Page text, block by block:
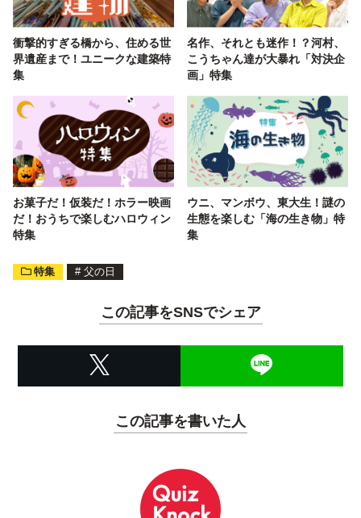
衝撃的すぎる橋から、住める世
界遺産まで！ユニークな建築特
集
名作、それとも迷作！？河村、
こうちゃん達が大暴れ「対決企
画」特集
お菓子だ！仮装だ！ホラー映画
だ！おうちで楽しむハロウィン
特集
ウニ、マンボウ、東大生！謎の
生態を楽しむ「海の生き物」特
集
特集 # 父の日
この記事をSNSでシェア
この記事を書いた人